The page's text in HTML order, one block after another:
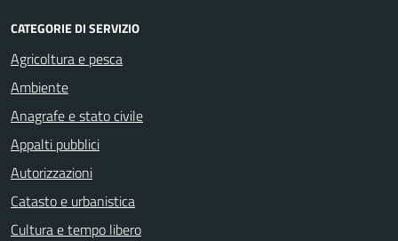
CATEGORIE DI SERVIZIO
Agricoltura e pesca
Ambiente
Anagrafe e stato civile
Appalti pubblici
Autorizzazioni
Catasto e urbanistica
Cultura e tempo libero